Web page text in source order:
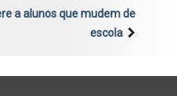
a alunos que mudem de
escola